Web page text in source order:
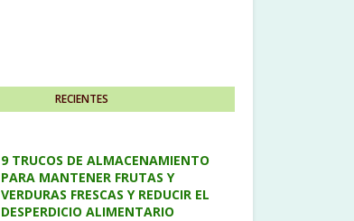
RECIENTES
9 TRUCOS DE ALMACENAMIENTO
PARA MANTENER FRUTAS Y
VERDURAS FRESCAS Y REDUCIR EL
DESPERDICIO ALIMENTARIO